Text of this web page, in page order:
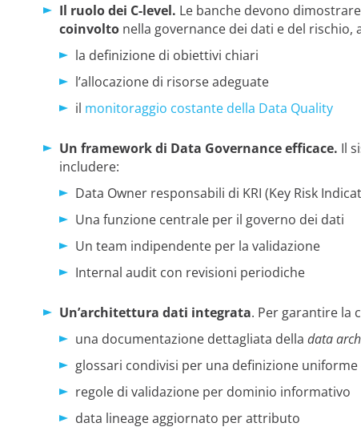
Il ruolo dei C-level. Le banche devono
coinvoltonella governance dei dati e del rischio,
la definizione di obiettivi chiari
l’allocazione di risorse adeguate
il monitoraggio costante della Data Quality
Un framework di Data Governance efficace. Il
includere:
Data Owner responsabili di KRI (Key Risk
Una funzione centrale per il governo dei dati
Un team indipendente per la validazione
Internal audit con revisioni periodiche
Un’architettura dati integrata. Per garantire la
una documentazione dettagliata della data
glossari condivisi per una definizione uniforme
regole di validazione per dominio informativo
data lineage aggiornato per attributo